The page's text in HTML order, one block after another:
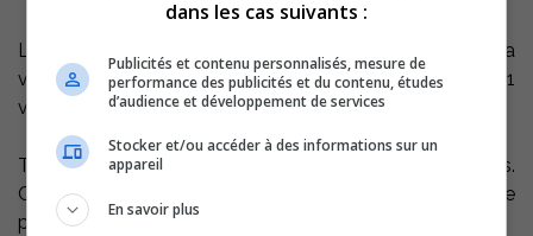
Le top 3, à ce jour, est occupé par une Josianne, dont la
vidéo a été vue 10 823 fois, une Geneviève avec 10 611
visionnements et un Alfred, 8 275 visionnements.
Trois finalistes seront choisis par un jury de 7 personnes.
Ces 3 finalistes devront produire une vidéo par semaine
pendant les 3 prochaines semaines.
dans les cas suivants :
Publicités et contenu personnalisés, mesure de
performance des publicités et du contenu, études
d’audience et développement de services
Stocker et/ou accéder à des informations sur un
appareil
En savoir plus